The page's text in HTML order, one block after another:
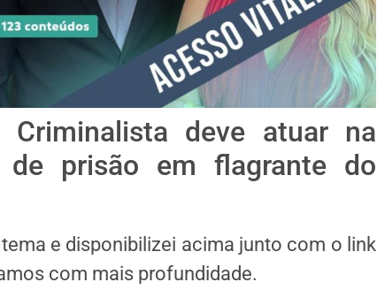
Criminalista deve atuar na
de prisão em flagrante do
e disponibilizei acima junto com o link
com mais profundidade.